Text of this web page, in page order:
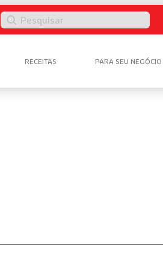
Pesquisar
RECEITAS PARA SEU NEGÓCIO